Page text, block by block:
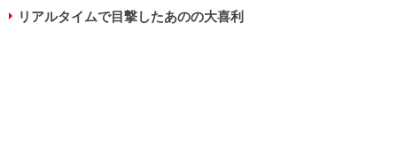
リアルタイムで目撃したあのの大喜利